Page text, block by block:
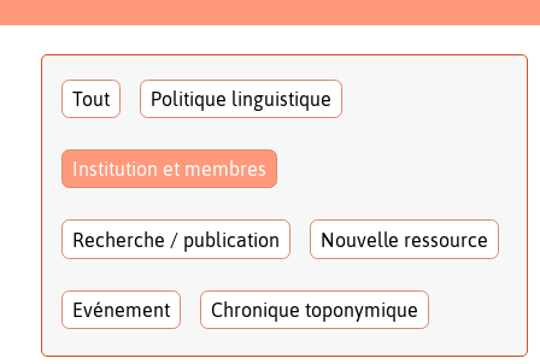
Tout Politique linguistique
Institution et membres
Recherche / publication Nouvelle ressource
Evénement Chronique toponymique